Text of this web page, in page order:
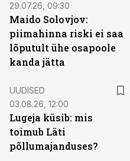
29.07.26, 09:30
Maido Solovjov:
piimahinna riski ei saa
lõputult ühe osapoole
kanda jätta
UUDISED
03.08.26, 12:00
Lugeja küsib: mis
toimub Läti
põllumajanduses?